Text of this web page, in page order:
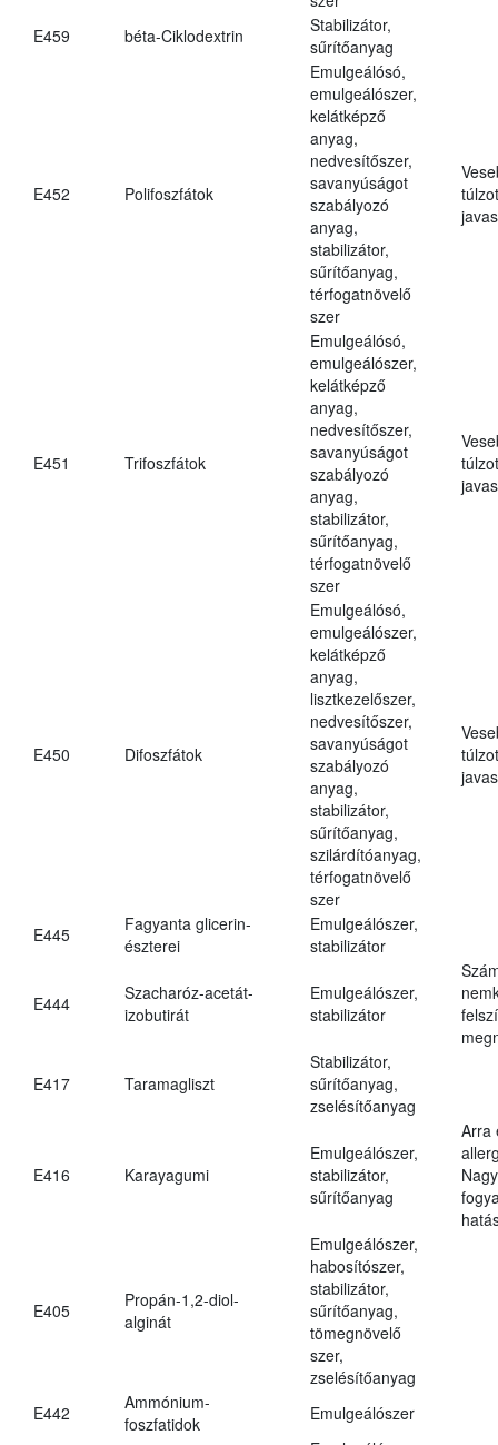
E459
béta-Ciklodextrin
Stabilizátor,
sűrítőanyag
E452 Polifoszfátok
Emulgeálósó,
emulgeálószer,
kelátképző
anyag,
nedvesítőszer,
savanyúságot
szabályozó
anyag,
stabilizátor,
sűrítőanyag,
térfogatnövelő
szer
E451 Trifoszfátok
Emulgeálósó,
emulgeálószer,
kelátképző
anyag,
nedvesítőszer,
savanyúságot
szabályozó
anyag,
stabilizátor,
sűrítőanyag,
térfogatnövelő
szer
E450 Difoszfátok
Emulgeálósó,
emulgeálószer,
kelátképző
anyag,
lisztkezelőszer,
nedvesítőszer,
savanyúságot
szabályozó
anyag,
stabilizátor,
sűrítőanyag,
szilárdítóanyag,
térfogatnövelő
szer
E445
Fagyanta glicerin-
észterei
Emulgeálószer,
stabilizátor
E444
Szacharóz-acetát-
izobutirát
Emulgeálószer,
stabilizátor
E417 Taramagliszt
Stabilizátor,
sűrítőanyag,
zselésítőanyag
E416 Karayagumi
Emulgeálószer,
stabilizátor,
sűrítőanyag
Arra
E405
Propán-1,2-diol-
alginát
Emulgeálószer,
habosítószer,
stabilizátor,
sűrítőanyag,
tömegnövelő
szer,
zselésítőanyag
E442
Ammónium-
foszfatidok
Emulgeálószer